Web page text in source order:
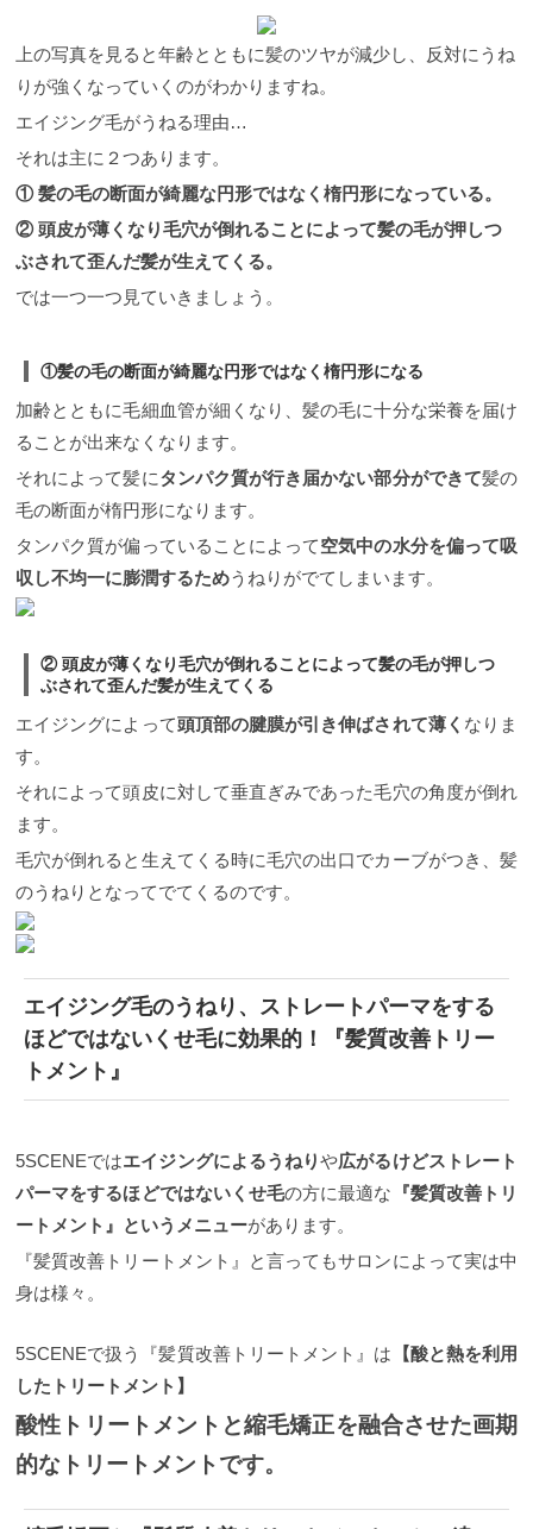
上の写真を見ると年齢とともに髪のツヤが減少し、反対にうね
りが強くなっていくのがわかりますね。
エイジング毛がうねる理由…
それは主に２つあります。
① 髪の毛の断面が綺麗な円形ではなく楕円形になっている。
② 頭皮が薄くなり毛穴が倒れることによって髪の毛が押しつ
ぶされて歪んだ髪が生えてくる。
では一つ一つ見ていきましょう。
①髪の毛の断面が綺麗な円形ではなく楕円形になる
加齢とともに毛細血管が細くなり、髪の毛に十分な栄養を届け
ることが出来なくなります。
それによって髪にタンパク質が行き届かない部分ができて髪の
毛の断面が楕円形になります。
タンパク質が偏っていることによって空気中の水分を偏って吸
収し不均一に膨潤するためうねりがでてしまいます。
② 頭皮が薄くなり毛穴が倒れることによって髪の毛が押しつ
ぶされて歪んだ髪が生えてくる
エイジングによって頭頂部の腱膜が引き伸ばされて薄く なりま
す。
それによって頭皮に対して垂直ぎみであった毛穴の角度が倒れ
ます。
毛穴が倒れると生えてくる時に毛穴の出口でカーブがつき、髪
のうねりとなってでてくるのです。
エイジング毛のうねり、ストレートパーマをする
ほどではないくせ毛に効果的！『髪質改善トリー
トメント』
5SCENEではエイジングによるうねりや広がるけどストレート
パーマをするほどではないくせ毛の方に最適な 『髪質改善トリ
ートメント』というメニューがあります。
『髪質改善トリートメント』と言ってもサロンによって実は中
身は様々。
5SCENEで扱う『髪質改善トリートメント』は 【酸と熱を利用
したトリートメント】
酸性トリートメントと縮毛矯正を融合させた画期
的なトリートメントです。